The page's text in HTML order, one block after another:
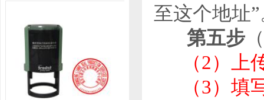
至这个地址
第五步
（2）
（3）